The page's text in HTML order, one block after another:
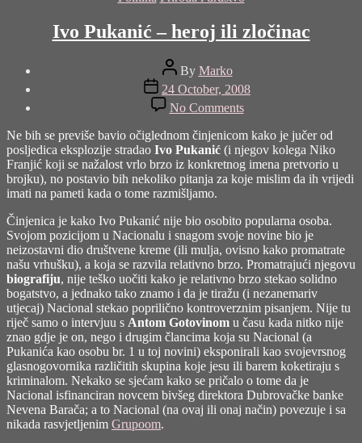
Ivo Pukanić – heroj ili zločinac
Post
author
By Marko
Post
date
24 October, 2008
No Commentson
Ivo
Pukanić
–
heroj
ili
zločinac
Ne bih se previše bavio očiglednom činjenicom kako je jučer od
posljedica eksplozije stradao Ivo Pukanić (i njegov kolega Niko
Franjić koji se nažalost vrlo brzo iz konkretnog imena pretvorio u
brojku), no postavio bih nekoliko pitanja za koje mislim da ih vrijedi
imati na pameti kada o tome razmišljamo.
Činjenica je kako Ivo Pukanić nije bio osobito popularna osoba.
Svojom pozicijom u Nacionalu i snagom svoje novine bio je
neizostavni dio društvene kreme (ili mulja, ovisno kako promatrate
našu vrhušku), a koja se razvila relativno brzo. Promatrajući njegovu
biografiju, nije teško uočiti kako je relativno brzo stekao solidno
bogatstvo, a jednako tako znamo i da je tiražu (i nezanemariv
utjecaj) Nacional stekao poprilično kontroverznim pisanjem. Nije tu
riječ samo o intervjuu s Antom Gotovinom u času kada nitko nije
znao gdje je on, nego i drugim člancima koja su Nacional (a
Pukanića kao osobu br. 1 u toj novini) eksponirali kao svojevrsnog
glasnogovornika različitih skupina koje jesu ili barem koketiraju s
kriminalom. Nekako se sjećam kako se pričalo o tome da je
Nacional isfinanciran novcem bivšeg direktora Dubrovačke banke
Nevena Barača; a to Nacional (na ovaj ili onaj način) povezuje i sa
nikada rasvjetljenim Grupoom.